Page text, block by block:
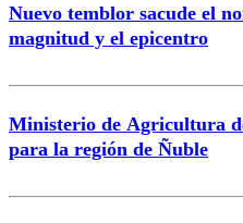
Nuevo temblor sacude el
magnitud y el epicentro
Ministerio de Agricultura
para la región de Ñuble